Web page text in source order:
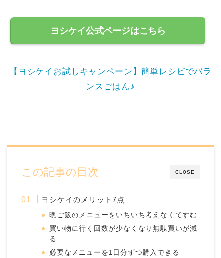
ヨシケイ公式ページはこちら
【ヨシケイお試しキャンペーン】簡単レシピでバラ
ンスごはん♪
CLOSE
この記事の目次
ヨシケイのメリット7点
晩ご飯のメニューをいちいち考えなくてすむ
買い物に行く回数が少なくなり無駄買いが減
る
必要なメニューを1日分ずつ購入できる